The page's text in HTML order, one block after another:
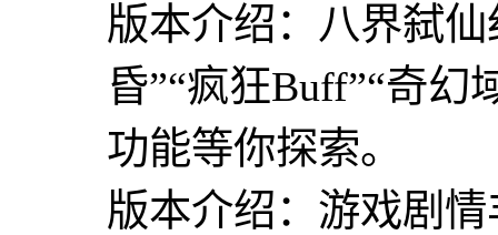
版本介绍：八界弑
昏”“疯狂Buff”“奇幻
功能等你探索。
版本介绍：游戏剧